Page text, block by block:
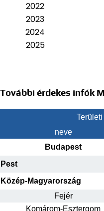
2022
2023
2024
2025
További érdekes infók
neve
Budapest
Pest
Közép-Magyarország
Fejér
Komárom-Esztergom